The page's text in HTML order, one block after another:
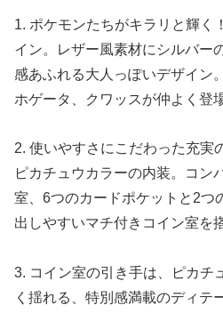
1. ポケモンたちがキラリと輝く
イン。レザー風素材にシルバー
感あふれる大人っぽいデザイン
ホゲータ、クワッスが仲よく登
2. 使いやすさにこだわった充実
ピカチュウカラーの内装。コン
室、6つのカードポケットと2つ
出しやすいマチ付きコイン室を
3. コイン室の引き手は、ピカチ
く揺れる、特別感満載のディテ